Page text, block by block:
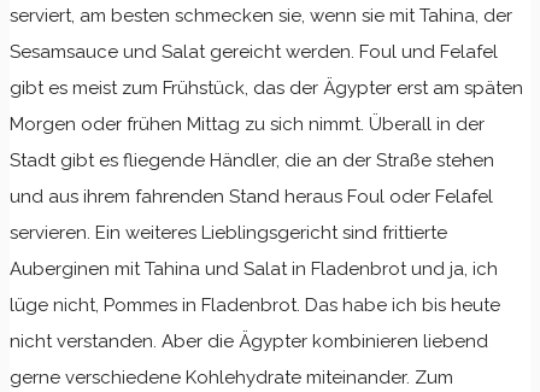
serviert, am besten schmecken sie, wenn sie mit Tahina, der
Sesamsauce und Salat gereicht werden. Foul und Felafel
gibt es meist zum Frühstück, das der Ägypter erst am späten
Morgen oder frühen Mittag zu sich nimmt. Überall in der
Stadt gibt es fliegende Händler, die an der Straße stehen
und aus ihrem fahrenden Stand heraus Foul oder Felafel
servieren. Ein weiteres Lieblingsgericht sind frittierte
Auberginen mit Tahina und Salat in Fladenbrot und ja, ich
lüge nicht, Pommes in Fladenbrot. Das habe ich bis heute
nicht verstanden. Aber die Ägypter kombinieren liebend
gerne verschiedene Kohlehydrate miteinander. Zum